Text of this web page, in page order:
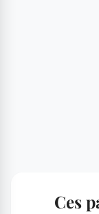
Ces